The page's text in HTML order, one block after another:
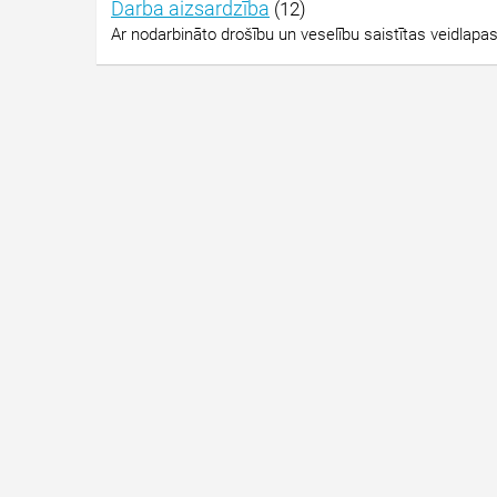
Darba aizsardzība (12)
Ar nodarbināto drošību un veselību saistītas veidlapas